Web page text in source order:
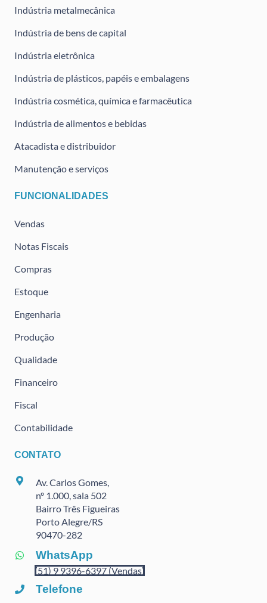
Indústria metalmecânica
Indústria de bens de capital
Indústria eletrônica
Indústria de plásticos, papéis e embalagens
Indústria cosmética, química e farmacêutica
Indústria de alimentos e bebidas
Atacadista e distribuidor
Manutenção e serviços
FUNCIONALIDADES
Vendas
Notas Fiscais
Compras
Estoque
Engenharia
Produção
Qualidade
Financeiro
Fiscal
Contabilidade
CONTATO
Av. Carlos Gomes,
nº 1.000, sala 502
Bairro Três Figueiras
Porto Alegre/RS
90470-282
WhatsApp
(51) 9 9396-6397 (Vendas)
Telefone